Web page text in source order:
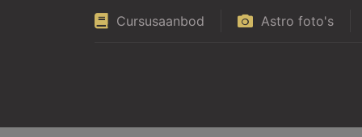
Cursusaanbod Astro foto's